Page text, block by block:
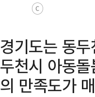
ⓒ
경기도는 동
두천시 아동
의 만족도가